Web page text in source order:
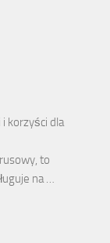
korzyści dla
to
na …